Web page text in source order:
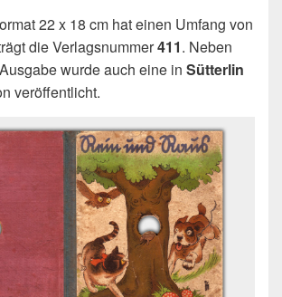
22 x 18 cm hat einen Umfang von
die Verlagsnummer411. Neben
wurde auch eine in Sütterlin
veröffentlicht.